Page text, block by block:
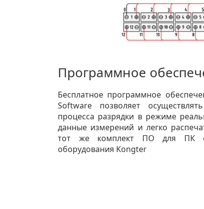
Программное
Бесплатное программное
Software позволяет
процесса разрядки в режиме
данные измерений и легко
тот же комплект ПО для ПК
оборудования Kongter